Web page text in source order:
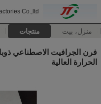
Co.,ltd
منزل، بيت منتجات
فرن الجرافيت الاصطناعي
الحرارة العالية